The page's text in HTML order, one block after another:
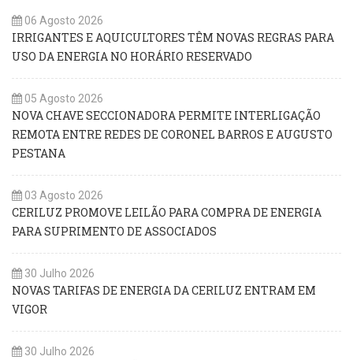
06 Agosto 2026
IRRIGANTES E AQUICULTORES TÊM NOVAS REGRAS PARA
USO DA ENERGIA NO HORÁRIO RESERVADO
05 Agosto 2026
NOVA CHAVE SECCIONADORA PERMITE INTERLIGAÇÃO
REMOTA ENTRE REDES DE CORONEL BARROS E AUGUSTO
PESTANA
03 Agosto 2026
CERILUZ PROMOVE LEILÃO PARA COMPRA DE ENERGIA
PARA SUPRIMENTO DE ASSOCIADOS
30 Julho 2026
NOVAS TARIFAS DE ENERGIA DA CERILUZ ENTRAM EM
VIGOR
30 Julho 2026